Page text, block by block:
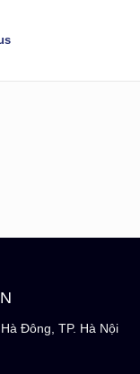
Đông, TP. Hà Nội